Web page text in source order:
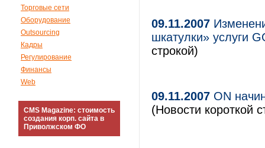
Торговые сети
Оборудование
Outsourcing
Кадры
Регулирование
Финансы
Web
CMS Magazine: стоимость
создания корп. сайта в
Приволжском ФО
09.11.2007
шкатулки» услуги
строкой)
09.11.2007 ON
(Новости короткой